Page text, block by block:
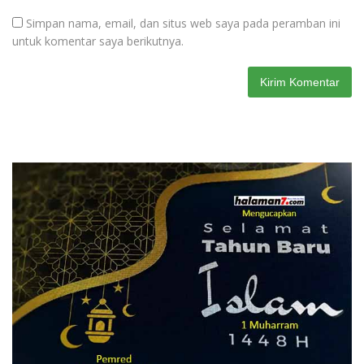
Simpan nama, email, dan situs web saya pada peramban ini
untuk komentar saya berikutnya.